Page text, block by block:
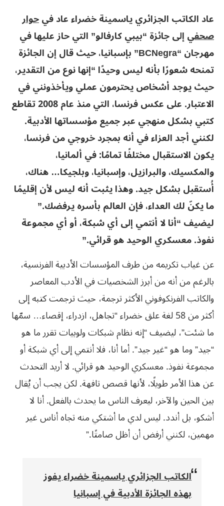
عاد الكاتب الجزائري ياسمينة خضراء عاد فيحوار
صحفيإلى جائزة “بيبي كارفالو” التي حاز عليها في
مهرجان “BCNegra” بإسبانيا، حيث قال إن الجائزة
تمنحه شعورًا بأنه ليس وحيدًا “إنها نوع من التقدير،
حيث يوجد أشخاص يحترمون عملي ويأخذونني في
الاعتبار. على عكس فرنسا، التي منذ عام 2008 تقاطع
كتبي بشكل منهجي عبر جميع مؤسساتها الأدبية.
لكنني أجد العزاء في أنه بمجرد خروجي من فرنسا،
يكون الاستقبال مختلفًا تمامًا: في ألمانيا،
والمكسيك، والبرازيل، وإسبانيا، وبلجيكا… هناك،
أُستقبل بشكل جيد. وهذا يثبت أنه ليس لأن إقليمًا
ما يكنّ لك العداء، فإن العالم بأسره يرفضك.”
ليضيف “أنا لا أنتمي إلى أي شبكة، أو أي مجموعة
نفوذ. معسكري الوحيد هو قرائي.”
عن غياب تكريمه من طرف المؤسسات الأدبية الفرنسية،
بالرغم من أنه من أبرز الشخصيات في الأدب المعاصر
والكاتب الفرنكوفوني الأكثر ترجمة، حيث ترجمت كتبه إلى
أكثر من 58 لغة علق خضراء “تجاهل، ازدراء، إقصاء… سمّها
ما شئت”، ليضيف “إنه نظام شبكات ولوبيات تقرر ما هو
“جيد” وما هو “غير جيد”. أما أنا، فلا أنتمي إلى أي شبكة أو
مجموعة نفوذ. معسكري الوحيد هو قرائي. لا أريد التحدث
عن هذا الأمر طويلًا، لأنها قصص تافهة. لكن يجب أن يُقال
بين الحين والآخر، ليعرف الناس ما يحدث بالفعل. أنا لا
أشكو، بل أندد. ليس لدي ما أشتكي منه تجاه أناس غير
مهمين، لكنني أرفض أن أظل صامتًا.”
الكاتب الجزائري ياسمينة خضراء يفوز
بهذه الجائزة الأدبية في إسبانيا